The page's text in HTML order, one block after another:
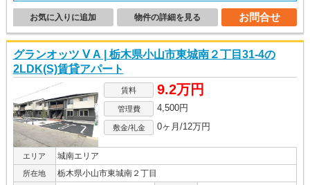
お問合せ
物件の詳細を見る
お気に入りに追加
グランオッツ Ⅴ A | 栃木県小山市東城南２丁目31-4の
2LDK(S)賃貸アパート
賃料 9.2万円
管理費 4,500円
敷金/礼金 0ヶ月/12万円
エリア 城南エリア
所在地 栃木県小山市東城南２丁目